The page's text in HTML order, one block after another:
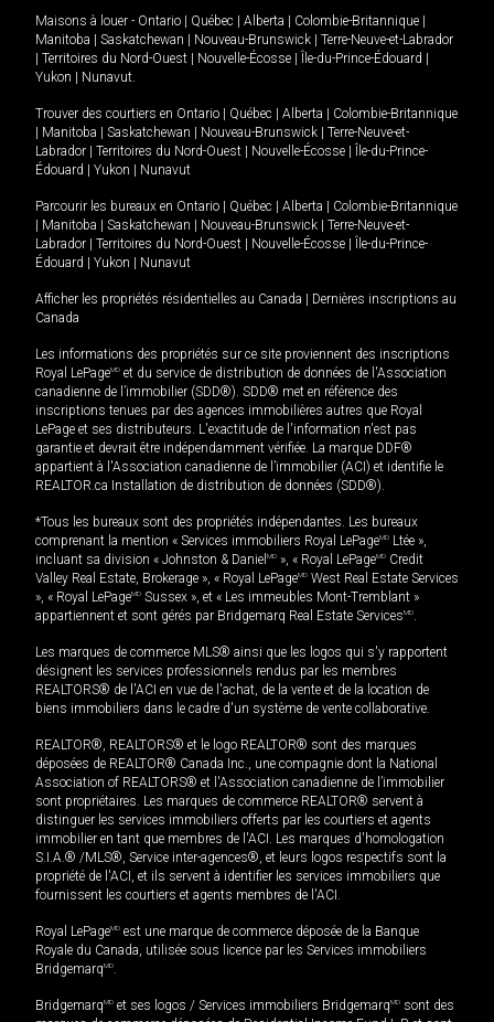
Maisons à louer - Ontario Québec Alberta Colombie-Britannique
Manitoba
Saskatchewan Nouveau-Brunswick
Terre-Neuve-et-Labrador
Territoires du Nord-Ouest Nouvelle-Écosse Île-du-Prince-Édouard
Yukon
Nunavut.
Trouver des courtiers en Ontario Québec Alberta
Colombie-Britannique
Manitoba Saskatchewan Nouveau-Brunswick
Terre-Neuve-et-
Labrador
Territoires du Nord-Ouest Nouvelle-Écosse
Île-du-Prince-
Édouard
Yukon Nunavut
Parcourir les bureaux en Ontario Québec Alberta
Colombie-Britannique
Manitoba Saskatchewan Nouveau-Brunswick
Terre-Neuve-et-
Labrador
Territoires du Nord-Ouest Nouvelle-Écosse
Île-du-Prince-
Édouard
Yukon Nunavut
Afficher les propriétés résidentielles au Canada
Dernières inscriptions au
Canada
Les informations des propriétés sur ce site proviennent des inscriptions
Royal LePageMD et du service de distribution de données de l'Association
canadienne de l’immobilier (SDD®). SDD® met en référence des
inscriptions tenues par des agences immobilières autres que Royal
LePage et ses distributeurs. L'exactitude de l'information n'est pas
garantie et devrait être indépendamment vérifiée. La marque DDF®
appartient à l'Association canadienne de l’immobilier (ACI) et identifie le
REALTOR.ca Installation de distribution de données (SDD®).
*Tous les bureaux sont des propriétés indépendantes. Les bureaux
comprenant la mention « Services immobiliers Royal LePageMD Ltée »,
incluant sa division « Johnston & Daniel MD », « Royal LePageMD Credit
Valley Real Estate, Brokerage », « Royal LePageMD West Real Estate Services
», « Royal LePageMD Sussex », et « Les immeubles Mont-Tremblant »
appartiennent et sont gérés par Bridgemarq Real Estate ServicesMD.
Les marques de commerce MLS® ainsi que les logos qui s'y rapportent
désignent les services professionnels rendus par les membres
REALTORS® de l'ACI en vue de l'achat, de la vente et de la location de
biens immobiliers dans le cadre d'un système de vente collaborative.
REALTOR®, REALTORS® et le logo REALTOR® sont des marques
déposées de REALTOR® Canada Inc., une compagnie dont la National
Association of REALTORS® et l'Association canadienne de l’immobilier
sont propriétaires. Les marques de commerce REALTOR® servent à
distinguer les services immobiliers offerts par les courtiers et agents
immobilier en tant que membres de l'ACI. Les marques d'homologation
S.I.A.® /MLS®, Service inter-agences®, et leurs logos respectifs sont la
propriété de l'ACI, et ils servent à identifier les services immobiliers que
fournissent les courtiers et agents membres de l'ACI.
Royal LePageMD est une marque de commerce déposée de la Banque
Royale du Canada, utilisée sous licence par les Services immobiliers
BridgemarqMD.
BridgemarqMD et ses logos / Services immobiliers BridgemarqMD sont des